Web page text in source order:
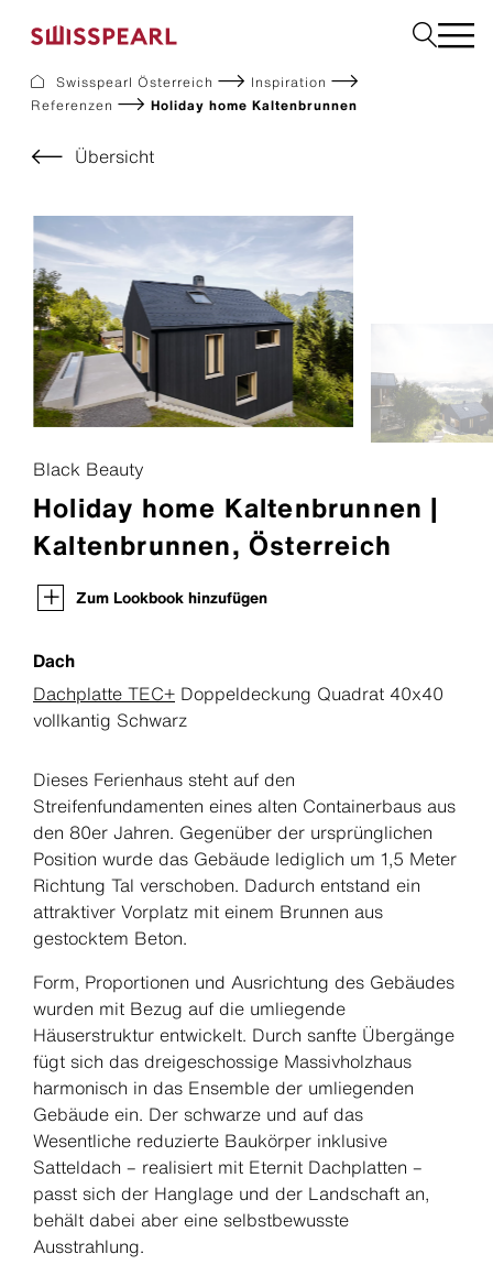
Service
Über uns
Inspiration
Dach zurück-Aktion
Nachhaltigkeit
Dach
Fassade
Solar
Garten
Fachbetrieb finden
Swisspearl Österreich
Inspiration
Referenzen
Holiday home Kaltenbrunnen
Übersicht
Black Beauty
Holiday home Kaltenbrunnen |
Kaltenbrunnen, Österreich
Zum Lookbook hinzufügen
Dach
Dachplatte TEC+ Doppeldeckung Quadrat 40x40
vollkantig Schwarz
Dieses Ferienhaus steht auf den
Streifenfundamenten eines alten Containerbaus aus
den 80er Jahren. Gegenüber der ursprünglichen
Position wurde das Gebäude lediglich um 1,5 Meter
Richtung Tal verschoben. Dadurch entstand ein
attraktiver Vorplatz mit einem Brunnen aus
gestocktem Beton.
Form, Proportionen und Ausrichtung des Gebäudes
wurden mit Bezug auf die umliegende
Häuserstruktur entwickelt. Durch sanfte Übergänge
fügt sich das dreigeschossige Massivholzhaus
harmonisch in das Ensemble der umliegenden
Gebäude ein. Der schwarze und auf das
Wesentliche reduzierte Baukörper inklusive
Satteldach – realisiert mit Eternit Dachplatten –
passt sich der Hanglage und der Landschaft an,
behält dabei aber eine selbstbewusste
Ausstrahlung.